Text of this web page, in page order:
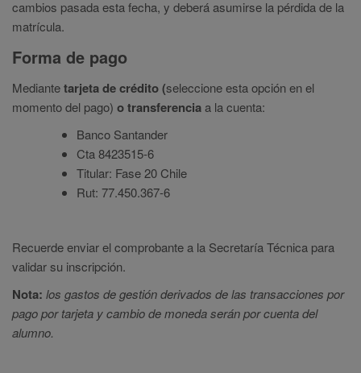
cambios pasada esta fecha, y deberá asumirse la pérdida de la
matrícula.
Forma de pago
Mediantetarjeta de crédito (seleccione esta opción en el
momento del pago) o transferenciaa la cuenta:
Banco Santander
Cta 8423515-6
Titular: Fase 20 Chile
Rut: 77.450.367-6
Recuerde enviar el comprobante a la Secretaría Técnica para
validar su inscripción.
Nota: los gastos de gestión derivados de las transacciones por
pago por tarjeta y cambio de moneda serán por cuenta del
alumno.